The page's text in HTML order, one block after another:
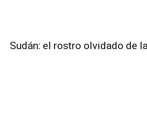
Sudán: el rostro olvidado de